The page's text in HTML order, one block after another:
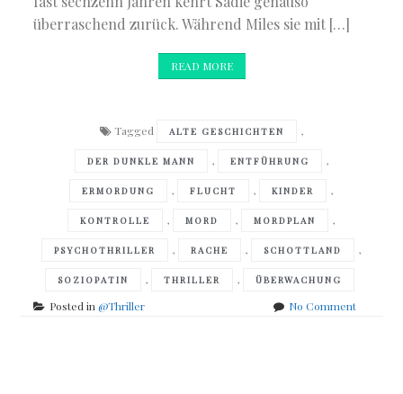
überraschend zurück. Während Miles sie mit […]
READ MORE
Tagged ALTE GESCHICHTEN ,
DER DUNKLE MANN , ENTFÜHRUNG ,
ERMORDUNG , FLUCHT , KINDER ,
KONTROLLE , MORD , MORDPLAN ,
PSYCHOTHRILLER , RACHE , SCHOTTLAND ,
SOZIOPATIN , THRILLER , ÜBERWACHUNG
Posted in@Thriller No Commenton